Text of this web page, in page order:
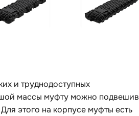
и труднодоступных
массы муфту можно
этого на корпусе муфты есть